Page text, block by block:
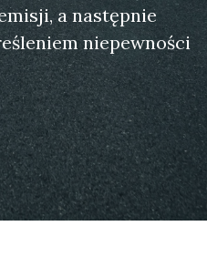
a następnie
niepewności